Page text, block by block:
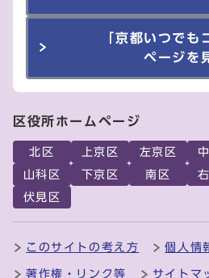
「京都いつでも
ページを
区役所ホームページ
北区 上京区 左京区
山科区
下京区 南区
伏見区
このサイトの考え方 個人情
著作権・リンク等 サイトマ